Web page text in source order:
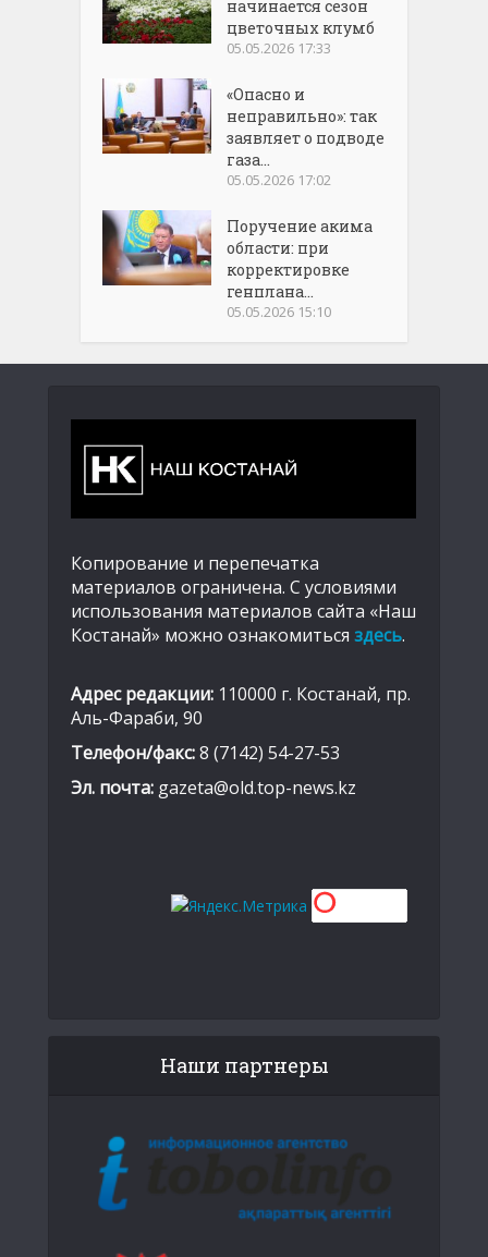
начинается сезон
цветочных клумб
05.05.2026 17:33
«Опасно и
неправильно»: так
заявляет о подводе
газа...
05.05.2026 17:02
Поручение акима
области: при
корректировке
генплана...
05.05.2026 15:10
Копирование и перепечатка
материалов ограничена. С условиями
использования материалов сайта «Наш
Костанай» можно ознакомиться здесь.
Адрес редакции: 110000 г. Костанай, пр.
Аль-Фараби, 90
Телефон/факс:8 (7142) 54-27-53
Эл. почта: gazeta@old.top-news.kz
Наши партнеры